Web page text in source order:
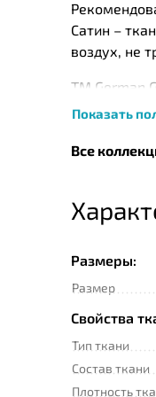
Сатин –
воздух, не
ТМ German
основу
пластов
Перед
Показать
Все
Размеры:
Размер
Свойства
Тип ткани
Состав ткани
Плотность